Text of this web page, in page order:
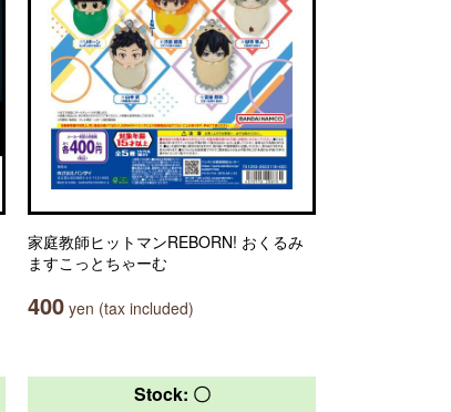
家庭教師ヒットマンREBORN! おくるみ
ますこっとちゃーむ
400 yen (tax included)
Stock: 〇